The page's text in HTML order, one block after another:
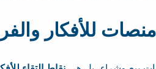
للأفكار